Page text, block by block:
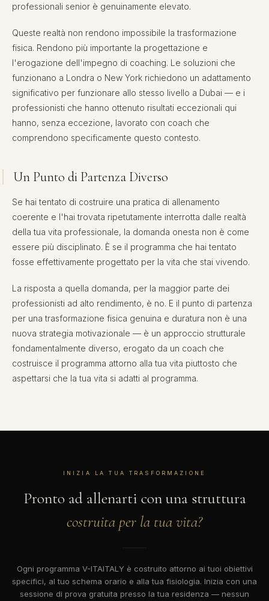
professionali senior è genuinamente elevato.
Queste realtà non rendono impossibile la trasformazione
fisica. Rendono più importante la progettazione e
l'erogazione dell'impegno di coaching. Le soluzioni che
funzionano a Londra o New York richiedono un adattamento
significativo per funzionare allo stesso livello a Dubai — e i
professionisti che hanno ottenuto risultati eccezionali qui
hanno, senza eccezione, lavorato con coach che
comprendono specificamente questo contesto.
Un Punto di Partenza Diverso
Se hai tentato di costruire una pratica di allenamento
coerente e l'hai trovata ripetutamente interrotta dalle realtà
della tua vita professionale, la domanda onesta non è come
essere più disciplinato. È se il programma che hai tentato
fosse effettivamente progettato per la vita che stai vivendo.
La risposta a quella domanda, per la maggior parte dei
professionisti ad alto rendimento, è no. E il punto di partenza
per una trasformazione fisica genuina e duratura non è una
nuova strategia motivazionale — è un approccio strutturale
fondamentalmente diverso, erogato da un coach che
costruisce il programma attorno alla tua vita piuttosto che
aspettarsi che la tua vita si adatti al programma.
INIZIA LA TUA TRASFORMAZIONE
Pronto ad allenarti con una struttura
costruita per la tua vita?
Ogni programma V-ITAITALY è costruito attorno ai tuoi obiettivi
specifici, al tuo schema orario e alla tua fisiologia. Inizia con una
sessione di prova gratuita presso la tua residenza — nessun